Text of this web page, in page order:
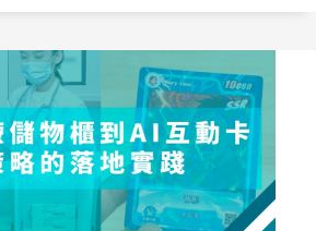
抱持溫和好轉的期待。 最近，筆者
例。特別讓我印象深刻的，是一款
的智能藥品儲存櫃：每一格都可即
保用藥安全與流程透明，減少錯配